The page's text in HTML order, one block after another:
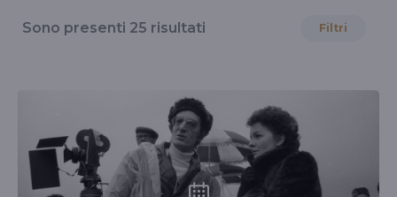
il
cinetecanazionale
Sono presenti 25 risultati Filtri